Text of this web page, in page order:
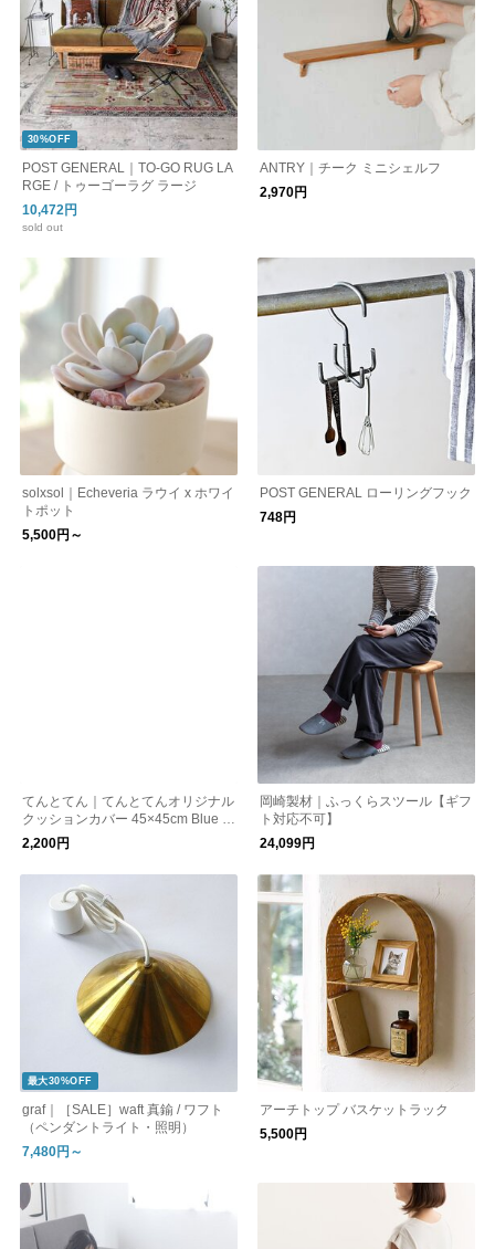
30%OFF
POST GENERAL｜TO-GO RUG LA
RGE / トゥーゴーラグ ラージ
10,472円
sold out
ANTRY｜チーク ミニシェルフ
2,970円
solxsol｜Echeveria ラウイ x ホワイ
トポット
5,500円～
POST GENERAL ローリングフック
748円
てんとてん｜てんとてんオリジナル
クッションカバー 45×45cm Blue Fr
ill
2,200円
岡崎製材｜ふっくらスツール【ギフ
ト対応不可】
24,099円
最大30%OFF
graf｜［SALE］waft 真鍮 / ワフト
（ペンダントライト・照明）
7,480円～
アーチトップ バスケットラック
5,500円